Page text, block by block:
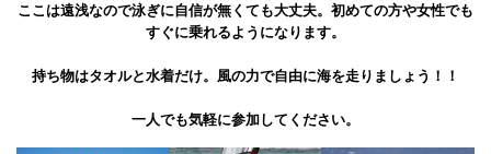
ここは遠浅なので泳ぎに自信が無くても大丈夫。初めての方や女性でも
すぐに乗れるようになります。
持ち物はタオルと水着だけ。風の力で自由に海を走りましょう！！
一人でも気軽に参加してください。